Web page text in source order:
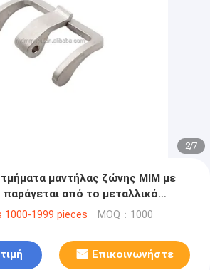
2/7
μαντήλας ζώνης MIM με
παράγεται από το μεταλλικό
1000-1999 pieces MOQ：1000
Επικοινωνήστε